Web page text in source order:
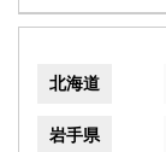
北海道
岩手県